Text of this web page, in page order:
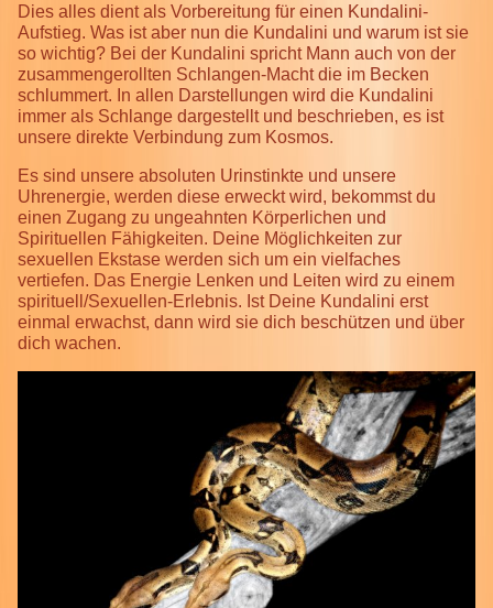
Dies alles dient als Vorbereitung für einen Kundalini-
Aufstieg. Was ist aber nun die Kundalini und warum ist sie
so wichtig? Bei der Kundalini spricht Mann auch von der
zusammengerollten Schlangen-Macht die im Becken
schlummert. In allen Darstellungen wird die Kundalini
immer als Schlange dargestellt und beschrieben, es ist
unsere direkte Verbindung zum Kosmos.
Es sind unsere absoluten Urinstinkte und unsere
Uhrenergie, werden diese erweckt wird, bekommst du
einen Zugang zu ungeahnten Körperlichen und
Spirituellen Fähigkeiten. Deine Möglichkeiten zur
sexuellen Ekstase werden sich um ein vielfaches
vertiefen. Das Energie Lenken und Leiten wird zu einem
spirituell/Sexuellen-Erlebnis. Ist Deine Kundalini erst
einmal erwachst, dann wird sie dich beschützen und über
dich wachen.